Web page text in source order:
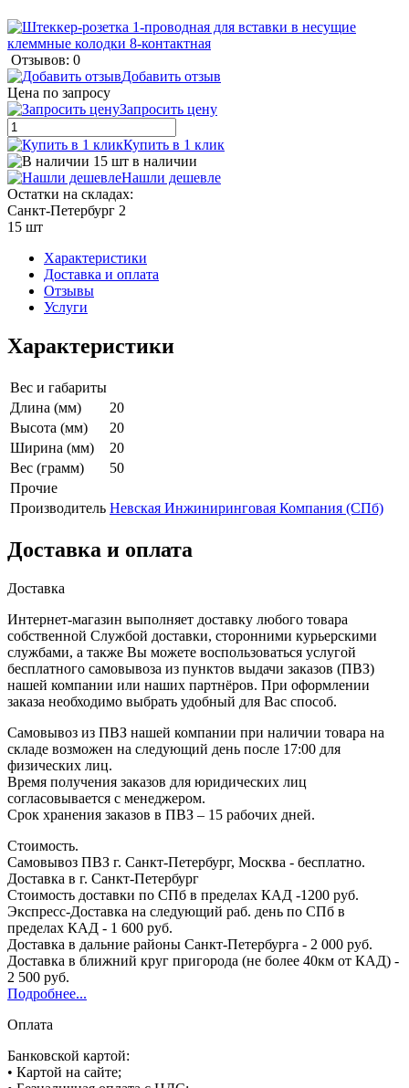
Отзывов: 0
Добавить отзыв
Цена по запросу
Запросить цену
Купить в 1 клик
15 шт в наличии
Нашли дешевле
Остатки на складах:
Санкт-Петербург 2
15 шт
Характеристики
Доставка и оплата
Отзывы
Услуги
Характеристики
Вес и габариты
Длина (мм)
20
Высота (мм)
20
Ширина (мм)
20
Вес (грамм)
50
Прочие
Производитель Невская Инжиниринговая Компания (СПб)
Доставка и оплата
Доставка
Интернет-магазин выполняет доставку любого товара
собственной Службой доставки, сторонними курьерскими
службами, а также Вы можете воспользоваться услугой
бесплатного самовывоза из пунктов выдачи заказов (ПВЗ)
нашей компании или наших партнёров. При оформлении
заказа необходимо выбрать удобный для Вас способ.
Самовывоз из ПВЗ нашей компании при наличии товара на
складе возможен на следующий день после 17:00 для
физических лиц.
Время получения заказов для юридических лиц
согласовывается с менеджером.
Срок хранения заказов в ПВЗ – 15 рабочих дней.
Стоимость.
Самовывоз ПВЗ г. Санкт-Петербург, Москва - бесплатно.
Доставка в г. Санкт-Петербург
Стоимость доставки по СПб в пределах КАД -1200 руб.
Экспресс-Доставка на следующий раб. день по СПб в
пределах КАД - 1 600 руб.
Доставка в дальние районы Санкт-Петербурга - 2 000 руб.
Доставка в ближний круг пригорода (не более 40км от КАД) -
2 500 руб.
Подробнее...
Оплата
Банковской картой:
• Картой на сайте;